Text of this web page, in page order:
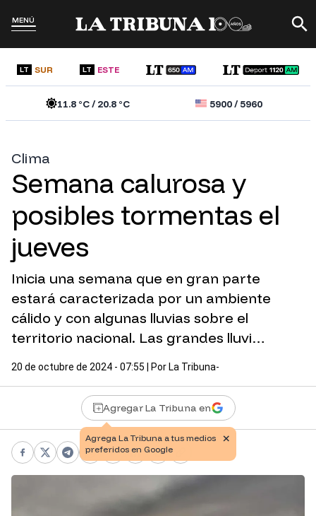
MENÚ
LT SUR LT ESTE
11.8°C /20.8°C 5900/5960
Clima
Semana calurosa y
posibles tormentas el
jueves
Inicia una semana que en gran parte
estará caracterizada por un ambiente
cálido y con algunas lluvias sobre el
territorio nacional. Las grandes lluvi…
20 de octubre de 2024 - 07:55 | Por La Tribuna-
Agregar La Tribuna en
Facebook
X Telegram
WhatsApp
Pinterest
LinkedIn
PrintCopy link